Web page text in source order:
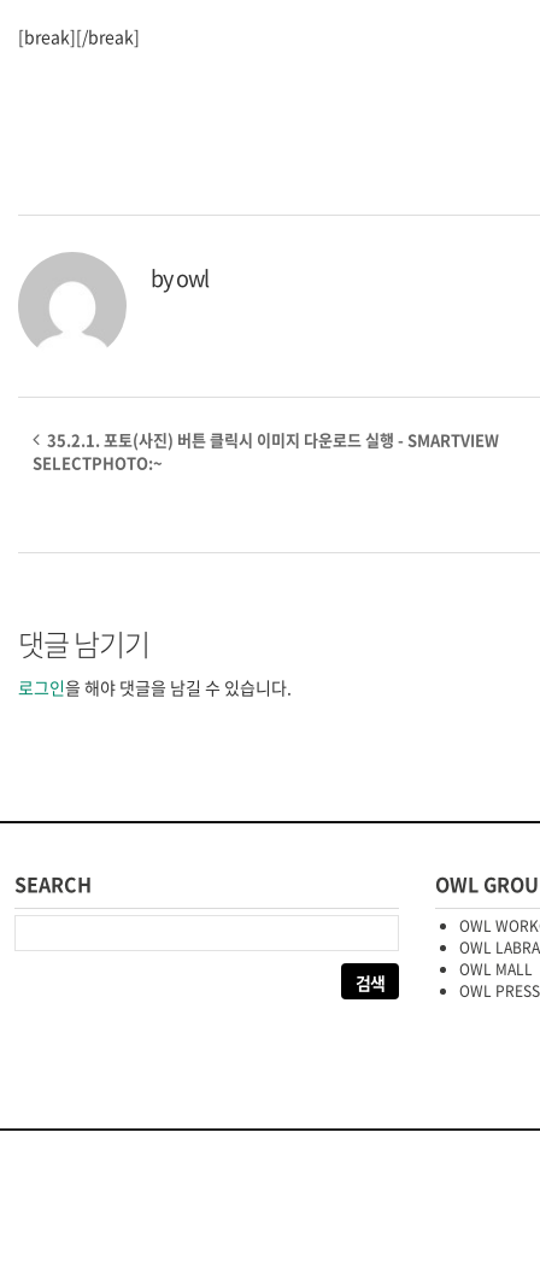
[break][/break]
byowl
35.2.1. 포토(사진) 버튼 클릭시 이미지 다운로드 실행 - SMARTVIEW
SELECTPHOTO:~
댓글 남기기
로그인을 해야 댓글을 남길 수 있습니다.
SEARCH OWL
OWL
OWL
OWL MALL
OWL PRESS